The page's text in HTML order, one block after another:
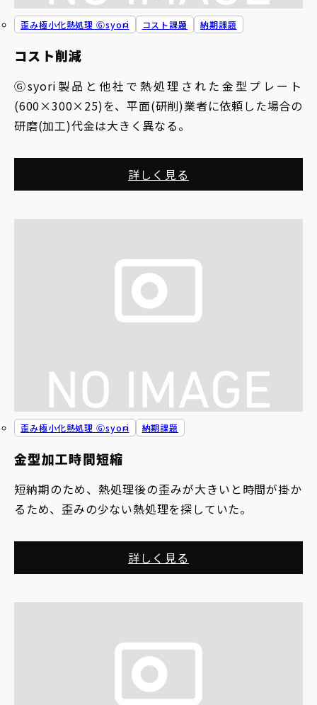
コスト削減
歪み極小化熱処理 Ⓖsyori コスト課題 納期課題
Ⓖsyori製品と他社で熱処理された金型プレート
(600×300×25)を、平面(研削)業者に依頼した場合の
研磨(加工)代金は大きく異なる。
詳しく見る
金型加工時間短縮
歪み極小化熱処理 Ⓖsyori 納期課題
短納期のため、熱処理後の歪みが大きいと時間が掛か
るため、歪みの少ない熱処理を探していた。
詳しく見る